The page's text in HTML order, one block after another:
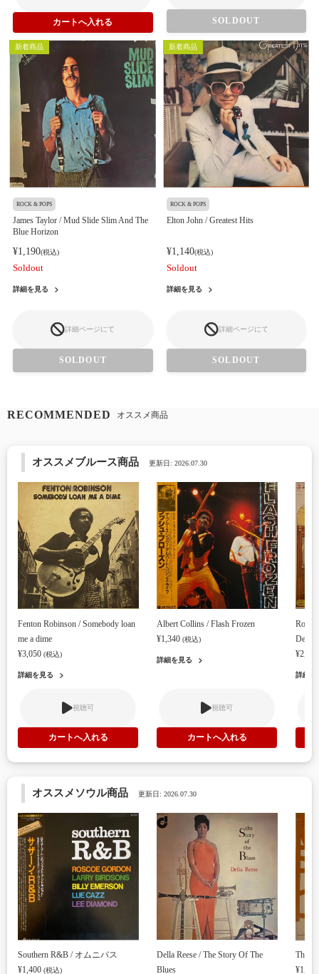
SOLDOUT
新着商品
ROCK & POPS
James Taylor / Mud Slide Slim And The
Blue Horizon
¥1,190(税込)
Soldout
詳細を見る
詳細ページにて
SOLDOUT
新着商品
ROCK & POPS
Elton John / Greatest Hits
¥1,140(税込)
Soldout
詳細を見る
詳細ページにて
SOLDOUT
RECOMMENDED オススメ商品
オススメブルース商品 更新日: 2026.07.30
Fenton Robinson / Somebody loan
me a dime
¥3,050 (税込)
詳細を見る
視聴可
Albert Collins / Flash Frozen
¥1,340(税込)
詳細を見る
視聴可
Delta
詳細を
オススメソウル商品 更新日: 2026.07.30
Southern R&B / オムニバス
¥1,400 (税込)
Della Reese / The Story Of The
Blues
The